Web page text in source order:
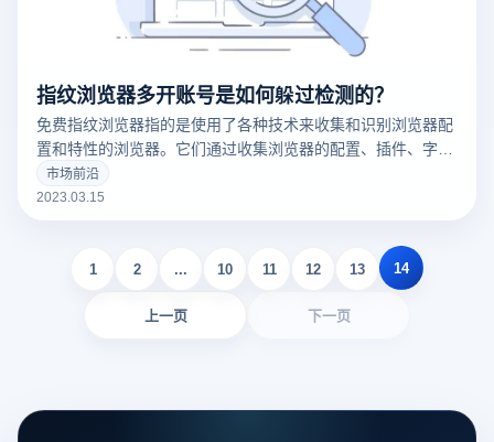
指纹浏览器多开账号是如何躲过检测的？
免费指纹浏览器指的是使用了各种技术来收集和识别浏览器配
置和特性的浏览器。它们通过收集浏览器的配置、插件、字
体、操作系统版本等信息来创建一个唯一的浏览器指纹，这可
以用于追踪用户的在线行为。
市场前沿
2023.03.15
上一页
1 2 ... 10 11 12 13 14
下一页